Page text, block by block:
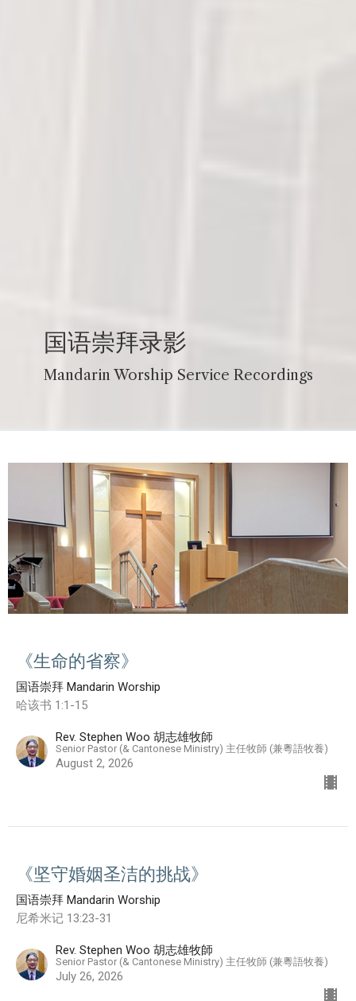
国语崇拜录影
Mandarin Worship Service Recordings
《生命的省察》
国语崇拜 Mandarin Worship
哈该书 1:1-15
Rev. Stephen Woo 胡志雄牧師
Senior Pastor (& Cantonese Ministry) 主任牧師 (兼粵語牧養)
August 2, 2026
《坚守婚姻圣洁的挑战》
国语崇拜 Mandarin Worship
尼希米记 13:23-31
Rev. Stephen Woo 胡志雄牧師
Senior Pastor (& Cantonese Ministry) 主任牧師 (兼粵語牧養)
July 26, 2026